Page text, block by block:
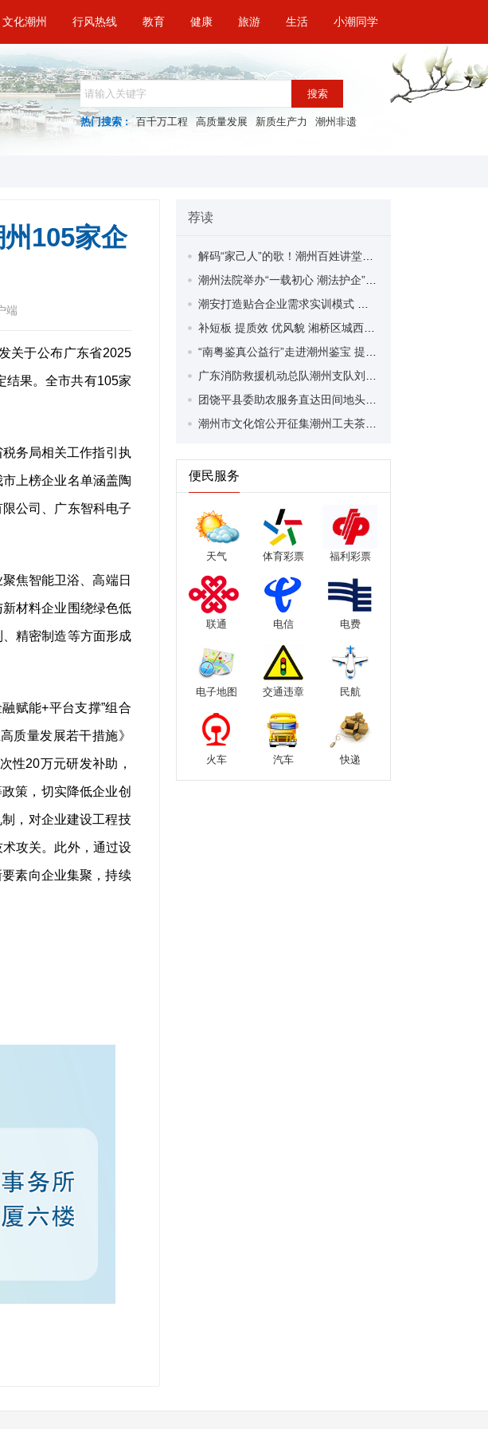
文化潮州 行风热线 教育 健康 旅游 生活 小潮同学
搜索
热门搜索 : 百千万工程 高质量发展 新质生产力 潮州非遗
105家企
端
关于公布广东省2025
结果。全市共有105家
务局相关工作指引执
上榜企业名单涵盖陶
公司、广东智科电子
焦智能卫浴、高端日
材料企业围绕绿色低
精密制造等方面形成
赋能+平台支撑”组合
质量发展若干措施》
性20万元研发补助，
策，切实降低企业创
，对企业建设工程技
攻关。此外，通过设
素向企业集聚，持续
荐读
便民服务
天气 体育彩票 福利彩票
联通 电信 电费
电子地图 交通违章 民航
火车 汽车 快递